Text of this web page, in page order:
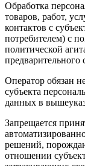
Обработка
товаров, работ,
контактов с
потребителем) с
политической
предварительного
Оператор обязан
субъекта
данных в
Запрещается
решений,
отношении